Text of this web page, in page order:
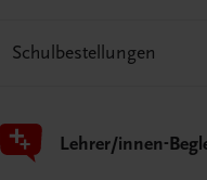
Schulbestellungen
Lehrer/innen-